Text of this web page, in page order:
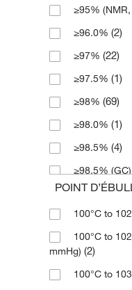
2 L(3)
2 g(6)
2 kg(1)
2.5 L(59)
2.5 g(8)
2.5 kg(16)
2.5 mL(1)
2.5 l(1)
(1)
2000 g (1)
25 L
104.149(2)
104.15(28)
105.137(6)
105.14(6)
106.12(22)
106.121(3)
108.57(2)
109.128(2)
(9)
112.17(7)
114.07(1)
≥95%
≥96.0% (2)
≥97% (22)
≥97.5% (1)
≥98% (69)
≥98.0% (1)
≥98.5% (4)
≥98.5% (GC)
≥99%(31)
≥99.0%(18)
≥99.0%
POINT
100°C to
100°C to
mmHg) (2)
100°C to